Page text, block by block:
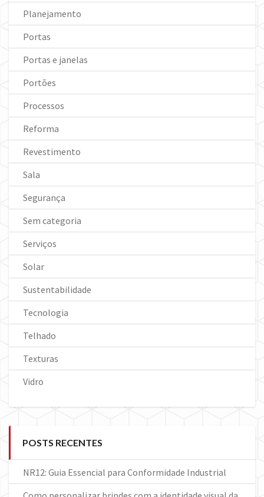
Planejamento
Portas
Portas e janelas
Portões
Processos
Reforma
Revestimento
Sala
Segurança
Sem categoria
Serviços
Solar
Sustentabilidade
Tecnologia
Telhado
Texturas
Vidro
POSTS RECENTES
NR12: Guia Essencial para Conformidade Industrial